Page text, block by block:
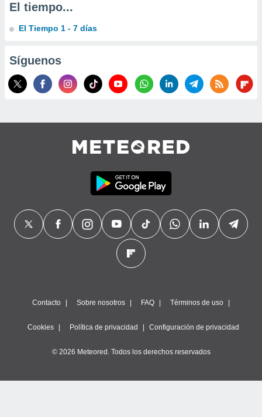
1199
El tiempo...
El Tiempo 1 - 7 días
Síguenos
Contacto Sobre nosotros FAQ Términos de uso
Cookies Política de privacidad Configuración de privacidad
© 2026 Meteored. Todos los derechos reservados